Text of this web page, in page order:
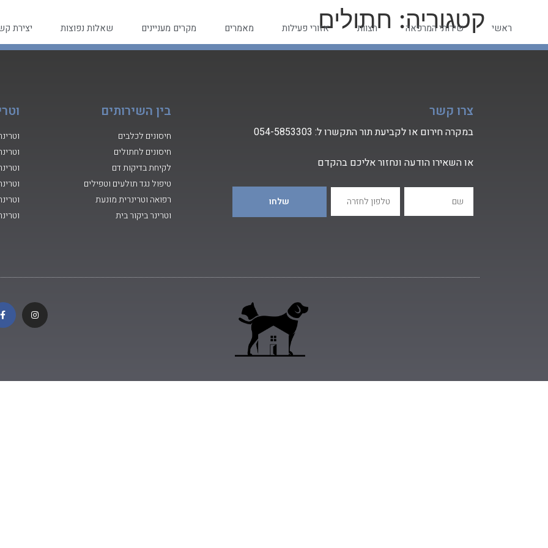
ראשי שירותי המרפאה הצוות אזורי פעילות מאמרים מקרים מעניינים שאלות נפוצות יצירת קטגוריה: חתולים
צרו קשר
במקרה חירום או לקביעת תור התקשרו ל: 054-5853303
או השאירו הודעה ונחזור אליכם בהקדם
שלחו
בין השירותים
חיסונים לכלבים
חיסונים לחתולים
לקיחת בדיקות דם
טיפול נגד תולעים וטפילים
רפואה וטרינרית מונעת
וטרינר ביקור בית